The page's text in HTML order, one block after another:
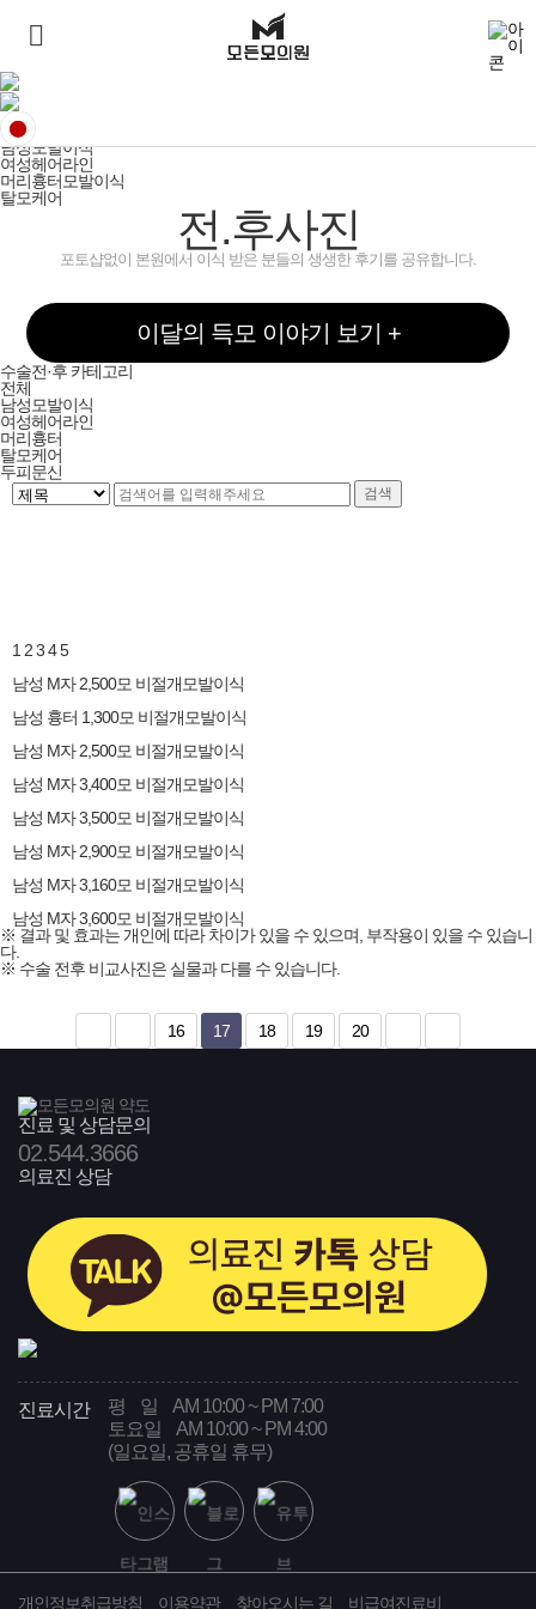
전후사진
전체
전체
월별 득모 이야기
남성모발이식
여성헤어라인
머리흉터모발이식
탈모케어
전.후사진
포토샵없이 본원에서 이식 받은 분들의 생생한 후기를 공유합니다.
이달의 득모 이야기 보기 +
수술전·후 카테고리
전체
남성모발이식
여성헤어라인
머리흉터
탈모케어
두피문신
1 2345
남성 M자 2,500모 비절개모발이식
남성 흉터 1,300모 비절개모발이식
남성 M자 2,500모 비절개모발이식
남성 M자 3,400모 비절개모발이식
남성 M자 3,500모 비절개모발이식
남성 M자 2,900모 비절개모발이식
남성 M자 3,160모 비절개모발이식
남성 M자 3,600모 비절개모발이식
※ 결과 및 효과는 개인에 따라 차이가 있을 수 있으며, 부작용이 있을 수 있습니
다.
※ 수술 전후 비교사진은 실물과 다를 수 있습니다.
16 17 18 19 20
진료 및 상담문의
02.544.3666
의료진 상담
진료시간 평 일 AM 10:00 ~ PM 7:00
토요일 AM 10:00 ~ PM 4:00
(일요일, 공휴일 휴무)
개인정보취급방침 이용약관 찾아오시는 길 비급여진료비